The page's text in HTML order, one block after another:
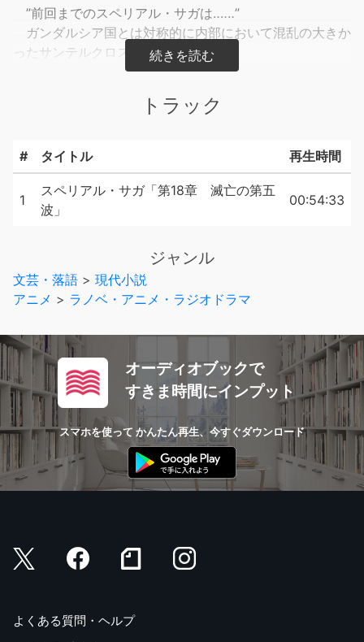
”前回までのスペリアル・サガは‥‥‥”
ガンダルシア国とは対称的に内部において混乱の大きか
ったサンテルクロス首脳部たち。
グラント王はパーム王妃と第一王女と民は必ず守ると、
と、レイルンは自分が手にする希望を二分日に生まれた二
がらもいつか民と愛する我が子と共にサンテルクロスの再
興をするとその胸に誓い、５波の侵攻を迎える覚悟を固め
ていくのであった。
トラック
# タイトル 再生時間
1
スペリアル・サガ「第18章 滅亡の第五
波」
00:54:33
ジャンル
文芸・落語 > 現代小説
アニメ > ラノベ・アニメ・ラジオドラマ
オーディオブックで
すきま時間にインプット
スマホを使って かんたん再生、今すぐダウンロード
よくある質問・ヘルプ